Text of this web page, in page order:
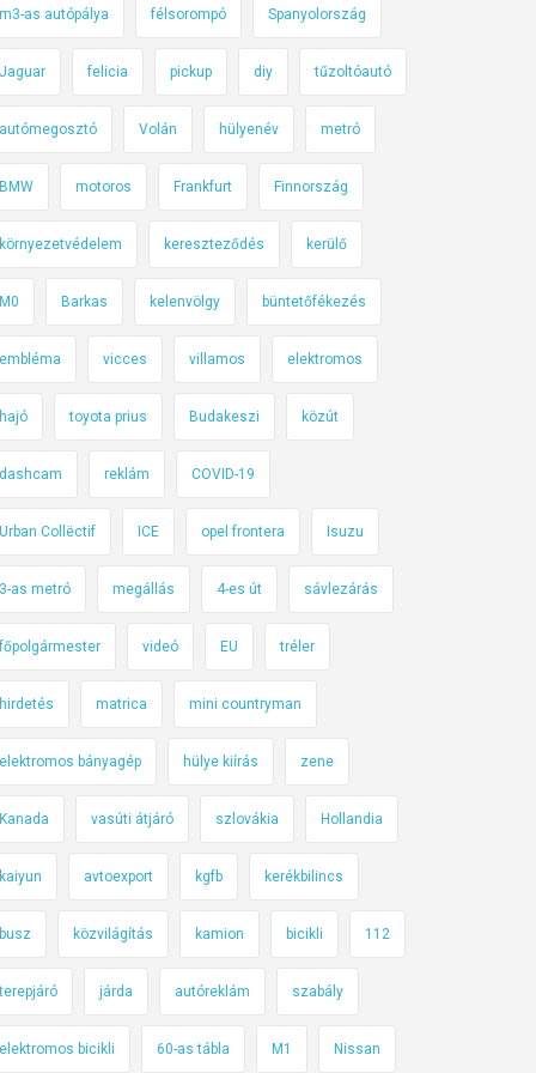
m3-as autópálya félsorompó Spanyolország
Jaguar felicia pickup diy tűzoltóautó
autómegosztó Volán hülyenév metró
BMW motoros Frankfurt Finnország
környezetvédelem kereszteződés kerülő
M0 Barkas kelenvölgy büntetőfékezés
embléma vicces villamos elektromos
hajó toyota prius Budakeszi közút
dashcam reklám COVID-19
Urban Collëctif ICE opel frontera Isuzu
3-as metró megállás 4-es út sávlezárás
főpolgármester videó EU tréler
hirdetés matrica mini countryman
elektromos bányagép hülye kiírás zene
Kanada vasúti átjáró szlovákia Hollandia
kaiyun avtoexport kgfb kerékbilincs
busz közvilágítás kamion bicikli 112
terepjáró járda autóreklám szabály
elektromos bicikli 60-as tábla M1 Nissan